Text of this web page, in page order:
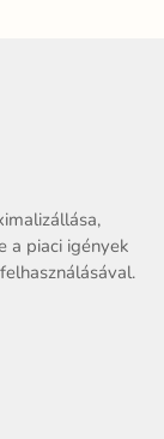
a piaci igények